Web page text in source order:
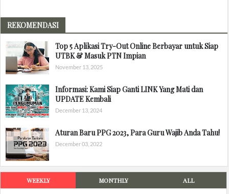
REKOMENDASI
Top 5 Aplikasi Try-Out Online Berbayar untuk Siap
UTBK & Masuk PTN Impian
November 13, 2025
Informasi: Kami Siap Ganti LINK Yang Mati dan
UPDATE Kembali
December 13, 2024
Aturan Baru PPG 2023, Para Guru Wajib Anda Tahu!
December 03, 2022
WEEKLY MONTHLY ALL